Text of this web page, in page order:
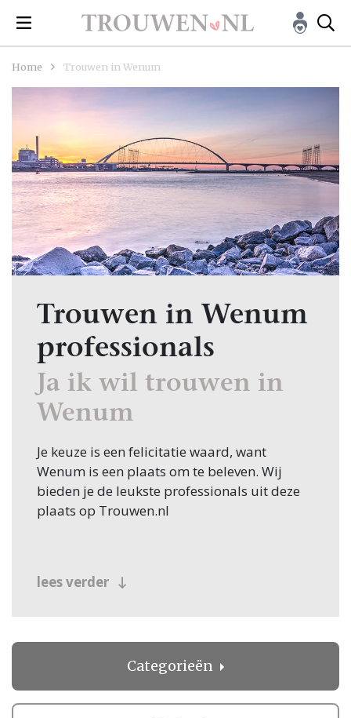
Home Trouwen in Wenum
Trouwen in Wenum
professionals
Ja ik wil trouwen in
Wenum
Je keuze is een felicitatie waard, want
Wenum is een plaats om te beleven. Wij
bieden je de leukste professionals uit deze
plaats op Trouwen.nl
lees verder
Categorieën